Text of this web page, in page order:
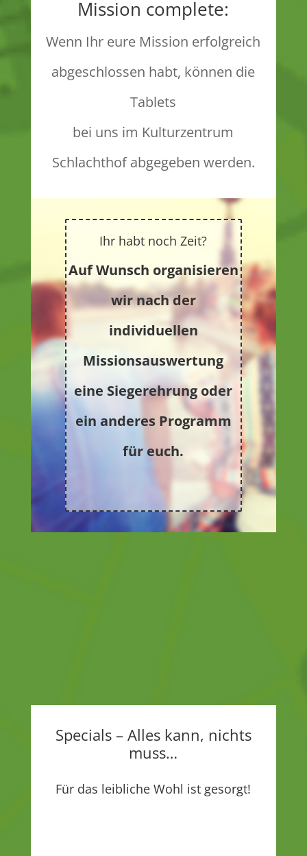
Mission complete:
Wenn Ihr eure Mission erfolgreich
abgeschlossen habt, können die
Tablets
bei uns im Kulturzentrum
Schlachthof abgegeben werden.
Ihr habt noch Zeit?
Auf Wunsch organisieren
wir nach der
individuellen
Missionsauswertung
eine Siegerehrung oder
ein anderes Programm
für euch.
Specials – Alles kann, nichts
muss…
Für das leibliche Wohl ist gesorgt!